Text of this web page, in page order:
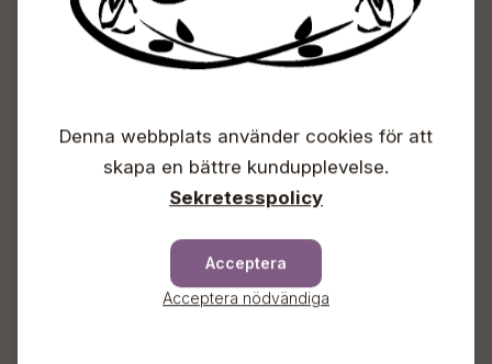
Öppet
Info & växel
Sunds Trädgård Ab
Denna webbplats använder cookies för att
skapa en bättre kundupplevelse.
Sekretesspolicy
Acceptera
Acceptera nödvändiga